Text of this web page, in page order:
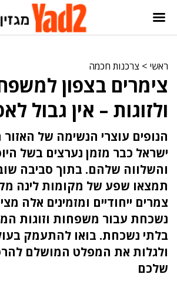
ראשי > צרכנות חכמה
צימרים בצפון
ולזוגות – אין גבול
הנופים עוצרי הנשימה של האזור
ישראל כבר מזמן נערצים בשל
והשלווה שלהם. בתוך סביבה
תמצאו שפע של מקומות לינה
צמרים ייחודיים ומזמינים אלה
נשכחת עבור משפחות וזוגות
בלתי נשכחת. בואו להתעמק
ולגלות את המפלט המושלם
שלכם